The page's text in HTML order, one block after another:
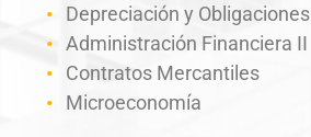
Depreciación y Obligaciones
Administración Financiera II
Contratos Mercantiles
Microeconomía